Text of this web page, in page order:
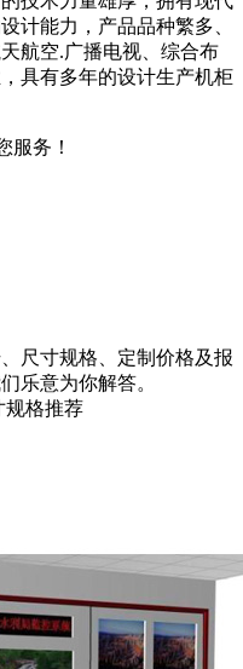
计能力，产品品种繁多、
航空.广播电视、综合布
具有多年的设计生产机柜
服务！
尺寸规格、定制价格及报
乐意为你解答。
规格推荐